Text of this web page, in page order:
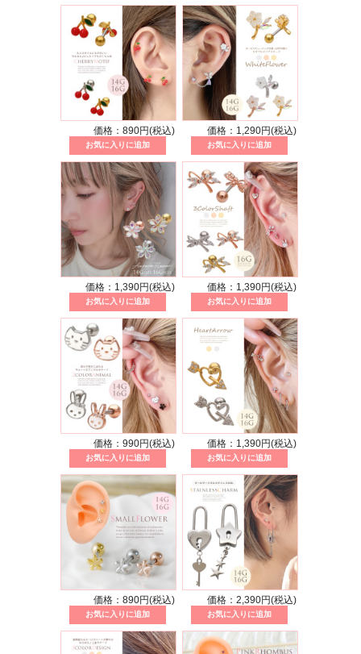
価格：890円(税込) 価格：1,290円(税込)
価格：1,390円(税込) 価格：1,390円(税込)
価格：990円(税込) 価格：1,390円(税込)
価格：890円(税込) 価格：2,390円(税込)